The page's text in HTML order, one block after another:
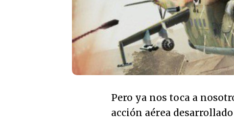
Pero ya nos toca a
acción aérea